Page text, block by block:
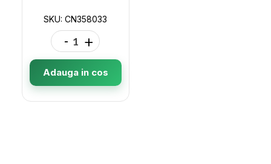
SKU: CN358033
- +
Adauga in cos